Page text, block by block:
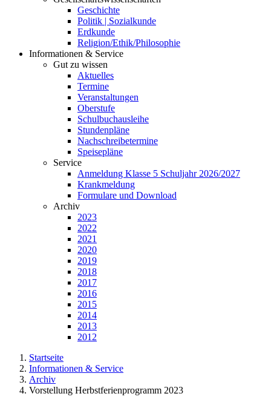
Geschichte
Politik | Sozialkunde
Erdkunde
Religion/Ethik/Philosophie
Informationen & Service
Gut zu wissen
Aktuelles
Termine
Veranstaltungen
Oberstufe
Schulbuchausleihe
Stundenpläne
Nachschreibetermine
Speisepläne
Service
Anmeldung Klasse 5 Schuljahr 2026/2027
Krankmeldung
Formulare und Download
Archiv
2023
2022
2021
2020
2019
2018
2017
2016
2015
2014
2013
2012
Startseite
Informationen & Service
Archiv
Vorstellung Herbstferienprogramm 2023